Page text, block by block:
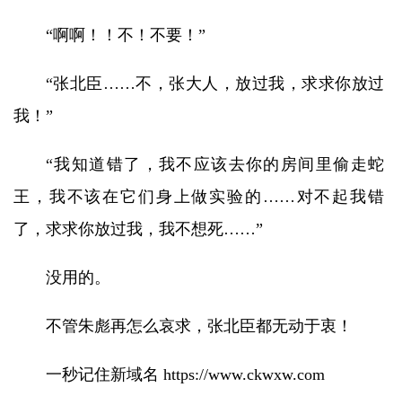
“啊啊！！不！不要！”
“张北臣……不，张大人，放过我，求求你放过
我！”
“我知道错了，我不应该去你的房间里偷走蛇
王，我不该在它们身上做实验的……对不起我错
了，求求你放过我，我不想死……”
没用的。
不管朱彪再怎么哀求，张北臣都无动于衷！
一秒记住新域名 https://www.ckwxw.com